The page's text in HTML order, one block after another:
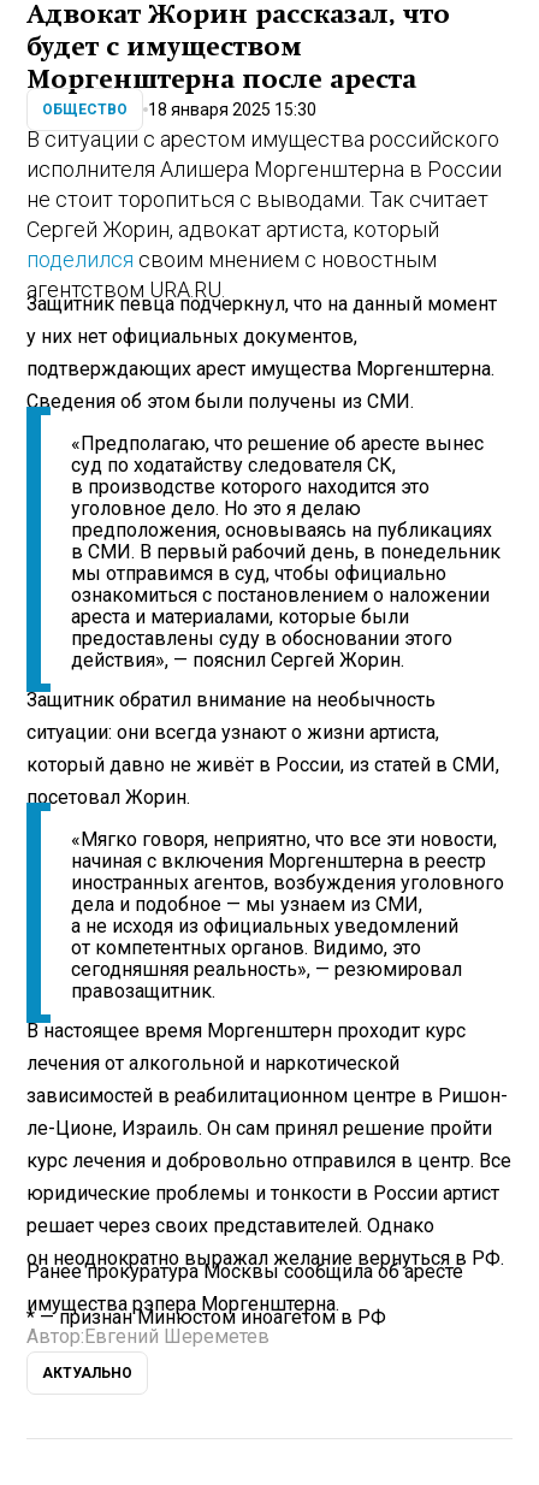
Адвокат Жорин рассказал, что
будет с имуществом
Моргенштерна после ареста
ОБЩЕСТВО 18 января 2025 15:30
В ситуации с арестом имущества российского
исполнителя Алишера Моргенштерна в России
не стоит торопиться с выводами. Так считает
Сергей Жорин, адвокат артиста, который
поделился своим мнением с новостным
агентством URA.RU.
Защитник певца подчеркнул, что на данный момент
у них нет официальных документов,
подтверждающих арест имущества Моргенштерна.
Сведения об этом были получены из СМИ.
«Предполагаю, что решение об аресте вынес
суд по ходатайству следователя СК,
в производстве которого находится это
уголовное дело. Но это я делаю
предположения, основываясь на публикациях
в СМИ. В первый рабочий день, в понедельник
мы отправимся в суд, чтобы официально
ознакомиться с постановлением о наложении
ареста и материалами, которые были
предоставлены суду в обосновании этого
действия», — пояснил Сергей Жорин.
Защитник обратил внимание на необычность
ситуации: они всегда узнают о жизни артиста,
который давно не живёт в России, из статей в СМИ,
посетовал Жорин.
«Мягко говоря, неприятно, что все эти новости,
начиная с включения Моргенштерна в реестр
иностранных агентов, возбуждения уголовного
дела и подобное — мы узнаем из СМИ,
а не исходя из официальных уведомлений
от компетентных органов. Видимо, это
сегодняшняя реальность», — резюмировал
правозащитник.
В настоящее время Моргенштерн проходит курс
лечения от алкогольной и наркотической
зависимостей в реабилитационном центре в Ришон-
ле-Ционе, Израиль. Он сам принял решение пройти
курс лечения и добровольно отправился в центр. Все
юридические проблемы и тонкости в России артист
решает через своих представителей. Однако
он неоднократно выражал желание вернуться в РФ.
Ранее прокуратура Москвысообщилаоб аресте
имущества рэпера Моргенштерна.
* — признан Минюстом иноагетом в РФ
Автор: Евгений Шереметев
АКТУАЛЬНО